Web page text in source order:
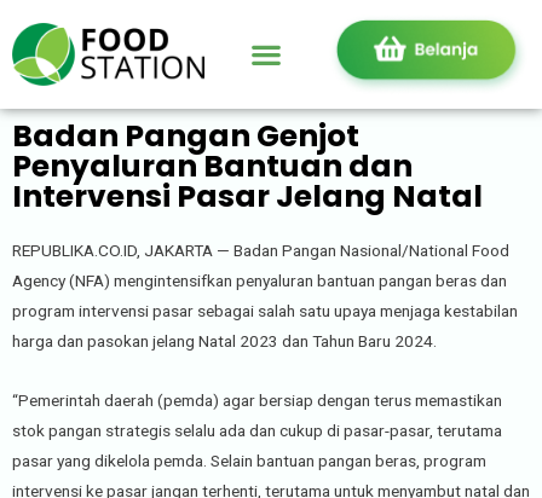
Badan Pangan Genjot
Penyaluran Bantuan dan
Intervensi Pasar Jelang Natal
REPUBLIKA.CO.ID, JAKARTA — Badan Pangan Nasional/National Food
Agency (NFA) mengintensifkan penyaluran bantuan pangan beras dan
program intervensi pasar sebagai salah satu upaya menjaga kestabilan
harga dan pasokan jelang Natal 2023 dan Tahun Baru 2024.
“Pemerintah daerah (pemda) agar bersiap dengan terus memastikan
stok pangan strategis selalu ada dan cukup di pasar-pasar, terutama
pasar yang dikelola pemda. Selain bantuan pangan beras, program
intervensi ke pasar jangan terhenti, terutama untuk menyambut natal dan